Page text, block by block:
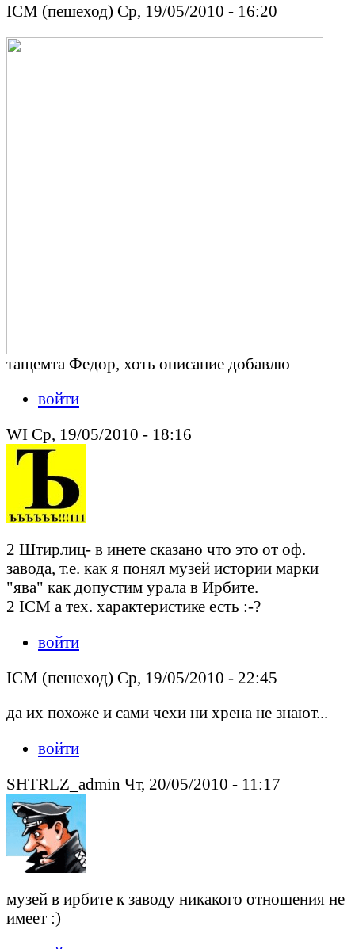
ICM (пешеход) Ср, 19/05/2010 - 16:20
тащемта Федор, хоть описание добавлю
войти
WI Ср, 19/05/2010 - 18:16
2 Штирлиц- в инете сказано что это от оф.
завода, т.е. как я понял музей истории марки
"ява" как допустим урала в Ирбите.
2 ICM а тех. характеристике есть :-?
войти
ICM (пешеход) Ср, 19/05/2010 - 22:45
да их похоже и сами чехи ни хрена не знают...
войти
SHTRLZ_admin Чт, 20/05/2010 - 11:17
музей в ирбите к заводу никакого отношения не
имеет :)